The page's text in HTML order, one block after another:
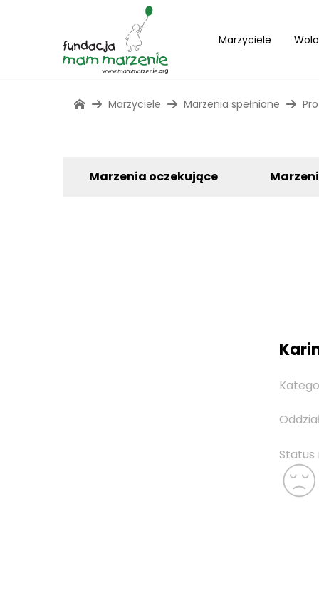
Marzyciele
Marzyciele Marzenia spełnione
Marzenia oczekujące